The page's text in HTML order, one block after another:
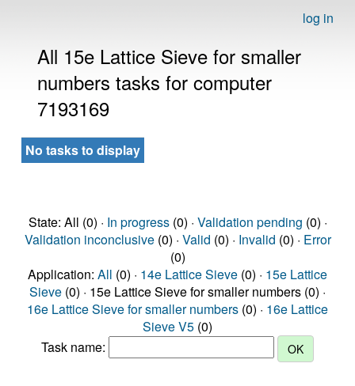
log in
All 15e Lattice Sieve for smaller
numbers tasks for computer
7193169
No tasks to display
State: All (0) · In progress(0) · Validation pending (0) ·
Validation inconclusive(0) · Valid (0) · Invalid (0) · Error
(0)
Application: All (0) · 14e Lattice Sieve (0) · 15e Lattice
Sieve (0) · 15e Lattice Sieve for smaller numbers (0) ·
16e Lattice Sieve for smaller numbers (0) · 16e Lattice
Sieve V5 (0)
Task name: